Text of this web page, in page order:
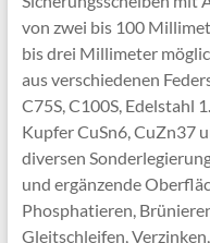
von zwei bis 100
bis drei Millimeter
aus verschiedenen
C75S, C100S, Edelstahl
Kupfer CuSn6, CuZn37
diversen
und ergänzende
Phosphatieren,
Gleitschleifen,